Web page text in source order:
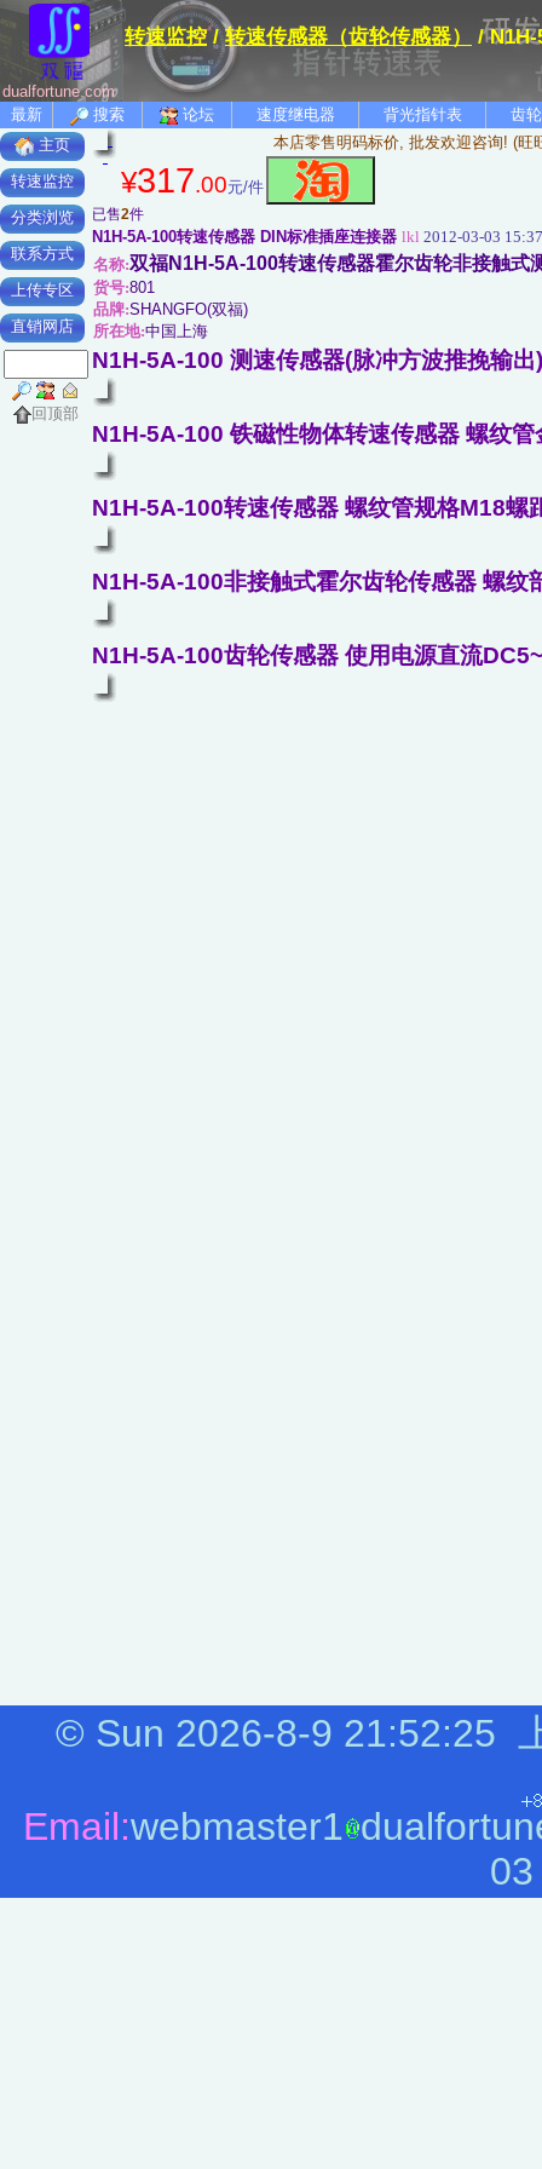
dualfortune.com
转速监控/转速传感器（齿轮传感器） /
最新 搜索 论坛 速度继电器 背光指针表
齿
主页
转速监控
分类浏览
联系方式
上传专区
直销网店
回顶部
本店零售明码标价, 批发欢迎咨询! (旺
¥317.00元/件
已售2件
N1H-5A-100转速传感器 DIN标准插座连接器 lkl 2012-03-03 15:37
名称:双福N1H-5A-100转速传感器霍尔齿轮非接触式
货号:801
品牌:SHANGFO(双福)
所在地:中国上海
N1H-5A-100 测速传感器(脉冲方波推挽输出)
N1H-5A-100 铁磁性物体转速传感器 螺纹管
N1H-5A-100转速传感器 螺纹管规格M18螺
N1H-5A-100非接触式霍尔齿轮传感器 螺纹
N1H-5A-100齿轮传感器 使用电源直流
© Sun 2026-8-9 21:52:25
Email:webmaster1